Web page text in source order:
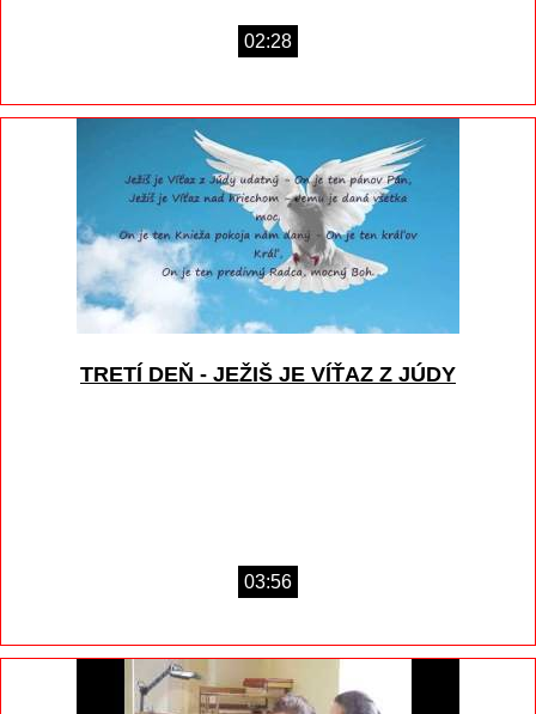
02:28
TRETÍ DEŇ - JEŽIŠ JE VÍŤAZ Z JÚDY
03:56